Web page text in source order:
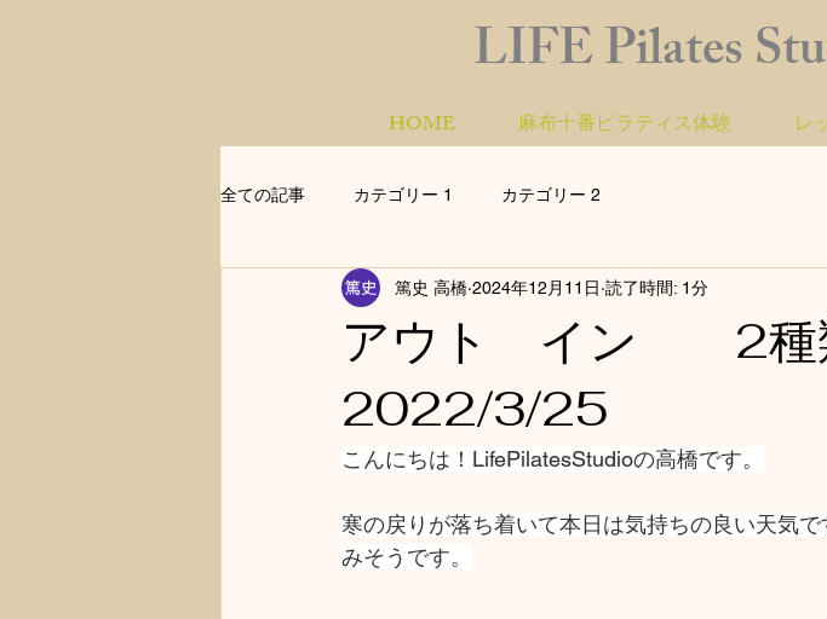
LIFE Pilates
HOME 麻布十番ピラティス体験 レ
全ての記事 カテゴリー 1 カテゴリー 2
アウト イン 2
2022/3/25
篤史 高橋 2024年12月11日 読了時間: 1分
こんにちは！LifePilatesStudioの高橋です。
寒の戻りが落ち着いて本日は気持ちの良い天気
みそうです。